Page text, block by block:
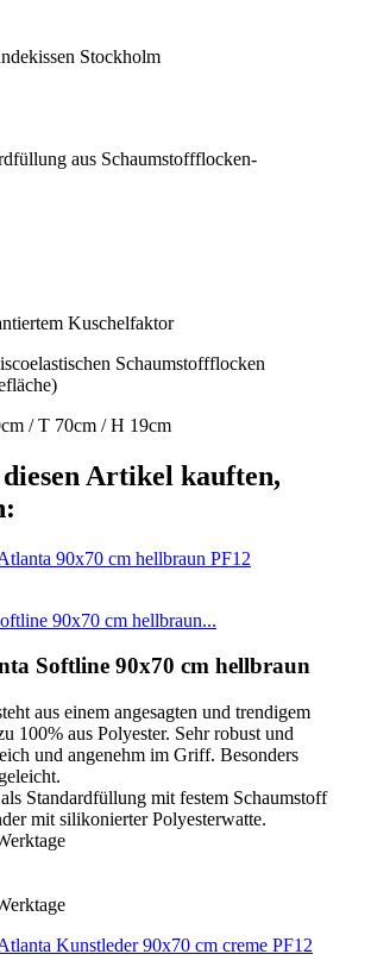
aus Schaumstoffflocken-
Kuschelfaktor
Schaumstoffflocken
/ T 70cm / H 19cm
Artikel kauften,
PF12
90x70 cm hellbraun...
Softline 90x70 cm hellbraun
aus einem angesagten und trendigem
100% aus Polyester. Sehr robust und
und angenehm im Griff. Besonders
Standardfüllung mit festem Schaumstoff
mit silikonierter Polyesterwatte.
PF12